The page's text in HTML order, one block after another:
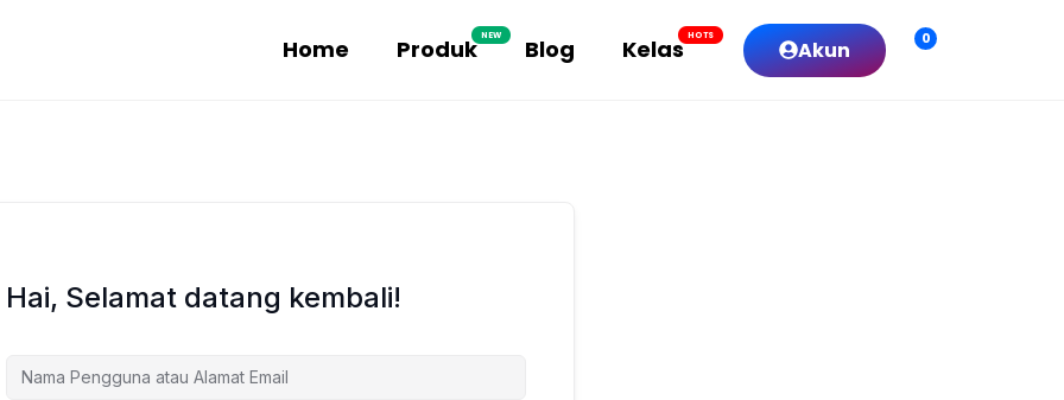
Home Produk NEW Blog Kelas HOTS
Akun 0
Hai, Selamat datang kembali!